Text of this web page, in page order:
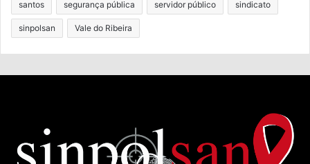
santos segurança pública servidor público sindicato
sinpolsan Vale do Ribeira